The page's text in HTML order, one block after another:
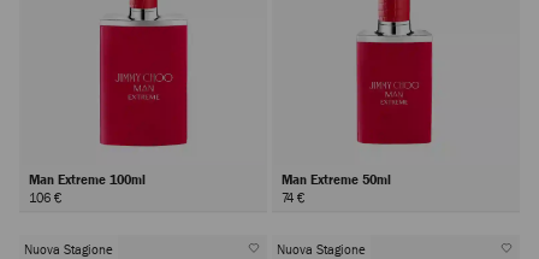
Man Extreme 100ml
106 €
Man Extreme 50ml
74 €
Nuova Stagione Nuova Stagione